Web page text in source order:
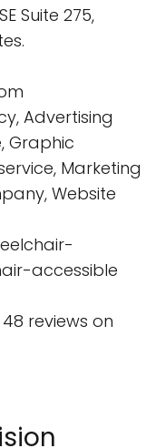
Suite 275,
Advertising
Graphic
Marketing
Website
accessible
reviews on